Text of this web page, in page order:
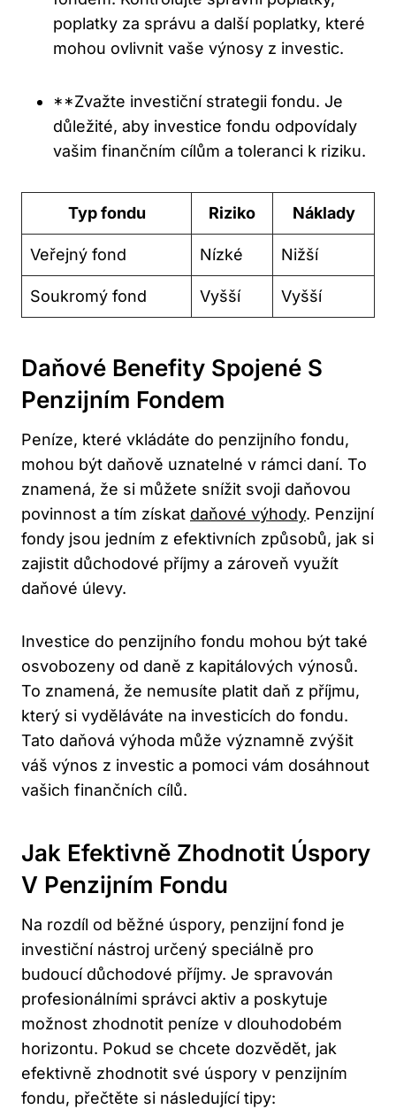
poplatky za správu a‌ další ⁢poplatky, které
mohou ovlivnit vaše výnosy z ‍investic.
**Zvažte investiční strategii fondu.⁣ Je
důležité, aby investice fondu odpovídaly
vašim finančním cílům a toleranci k riziku.
Typ fondu Riziko Náklady
Veřejný fond Nízké Nižší
Soukromý fond Vyšší Vyšší
Daňové Benefity Spojené S
Penzijním Fondem
Peníze, které vkládáte do penzijního‍ fondu,
mohou být daňově uznatelné v rámci daní. To⁢
znamená, že si můžete snížit svoji daňovou
povinnost a tím‌ získat daňové výhody. Penzijní
fondy jsou jedním z efektivních způsobů, jak⁤ si
zajistit důchodové příjmy a zároveň využít
daňové úlevy.
Investice ⁢do penzijního fondu⁢ mohou být také
osvobozeny​ od⁣ daně⁤ z kapitálových výnosů.
To znamená, že nemusíte platit daň z příjmu,
který si vyděláváte na investicích do fondu.
Tato daňová výhoda může významně zvýšit⁢
váš výnos z investic a pomoci vám dosáhnout
vašich finančních cílů.
Jak Efektivně⁣ Zhodnotit​ Úspory
⁣v⁤ Penzijním⁢ Fondu
Na⁤ rozdíl od běžné úspory, penzijní fond je
investiční nástroj určený speciálně pro‌
budoucí‍ důchodové příjmy. Je spravován‌
profesionálními správci ​aktiv a poskytuje
možnost zhodnotit‌ peníze v dlouhodobém
horizontu. ‌Pokud ⁢se chcete ‌dozvědět, jak
efektivně​ zhodnotit ‌své ​úspory v penzijním
fondu, přečtěte‌ si následující ⁢tipy: